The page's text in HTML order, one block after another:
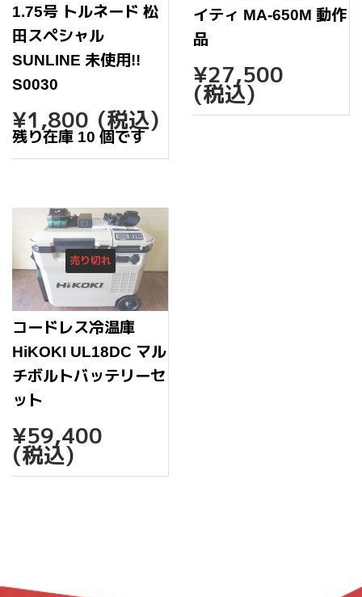
1.75号 トルネード 松
田スペシャル
SUNLINE 未使用!!
S0030
通
常
価
格
¥1,800 ¥1,800
(税込)
残り在庫 10 個です
イティ MA-650M 動作
品
通
常
価
格
¥27,500
(税込)
売り切れ
コードレス冷温庫
HiKOKI UL18DC マル
チボルトバッテリーセ
ット
通
常
価
格
¥59,400
(税込)